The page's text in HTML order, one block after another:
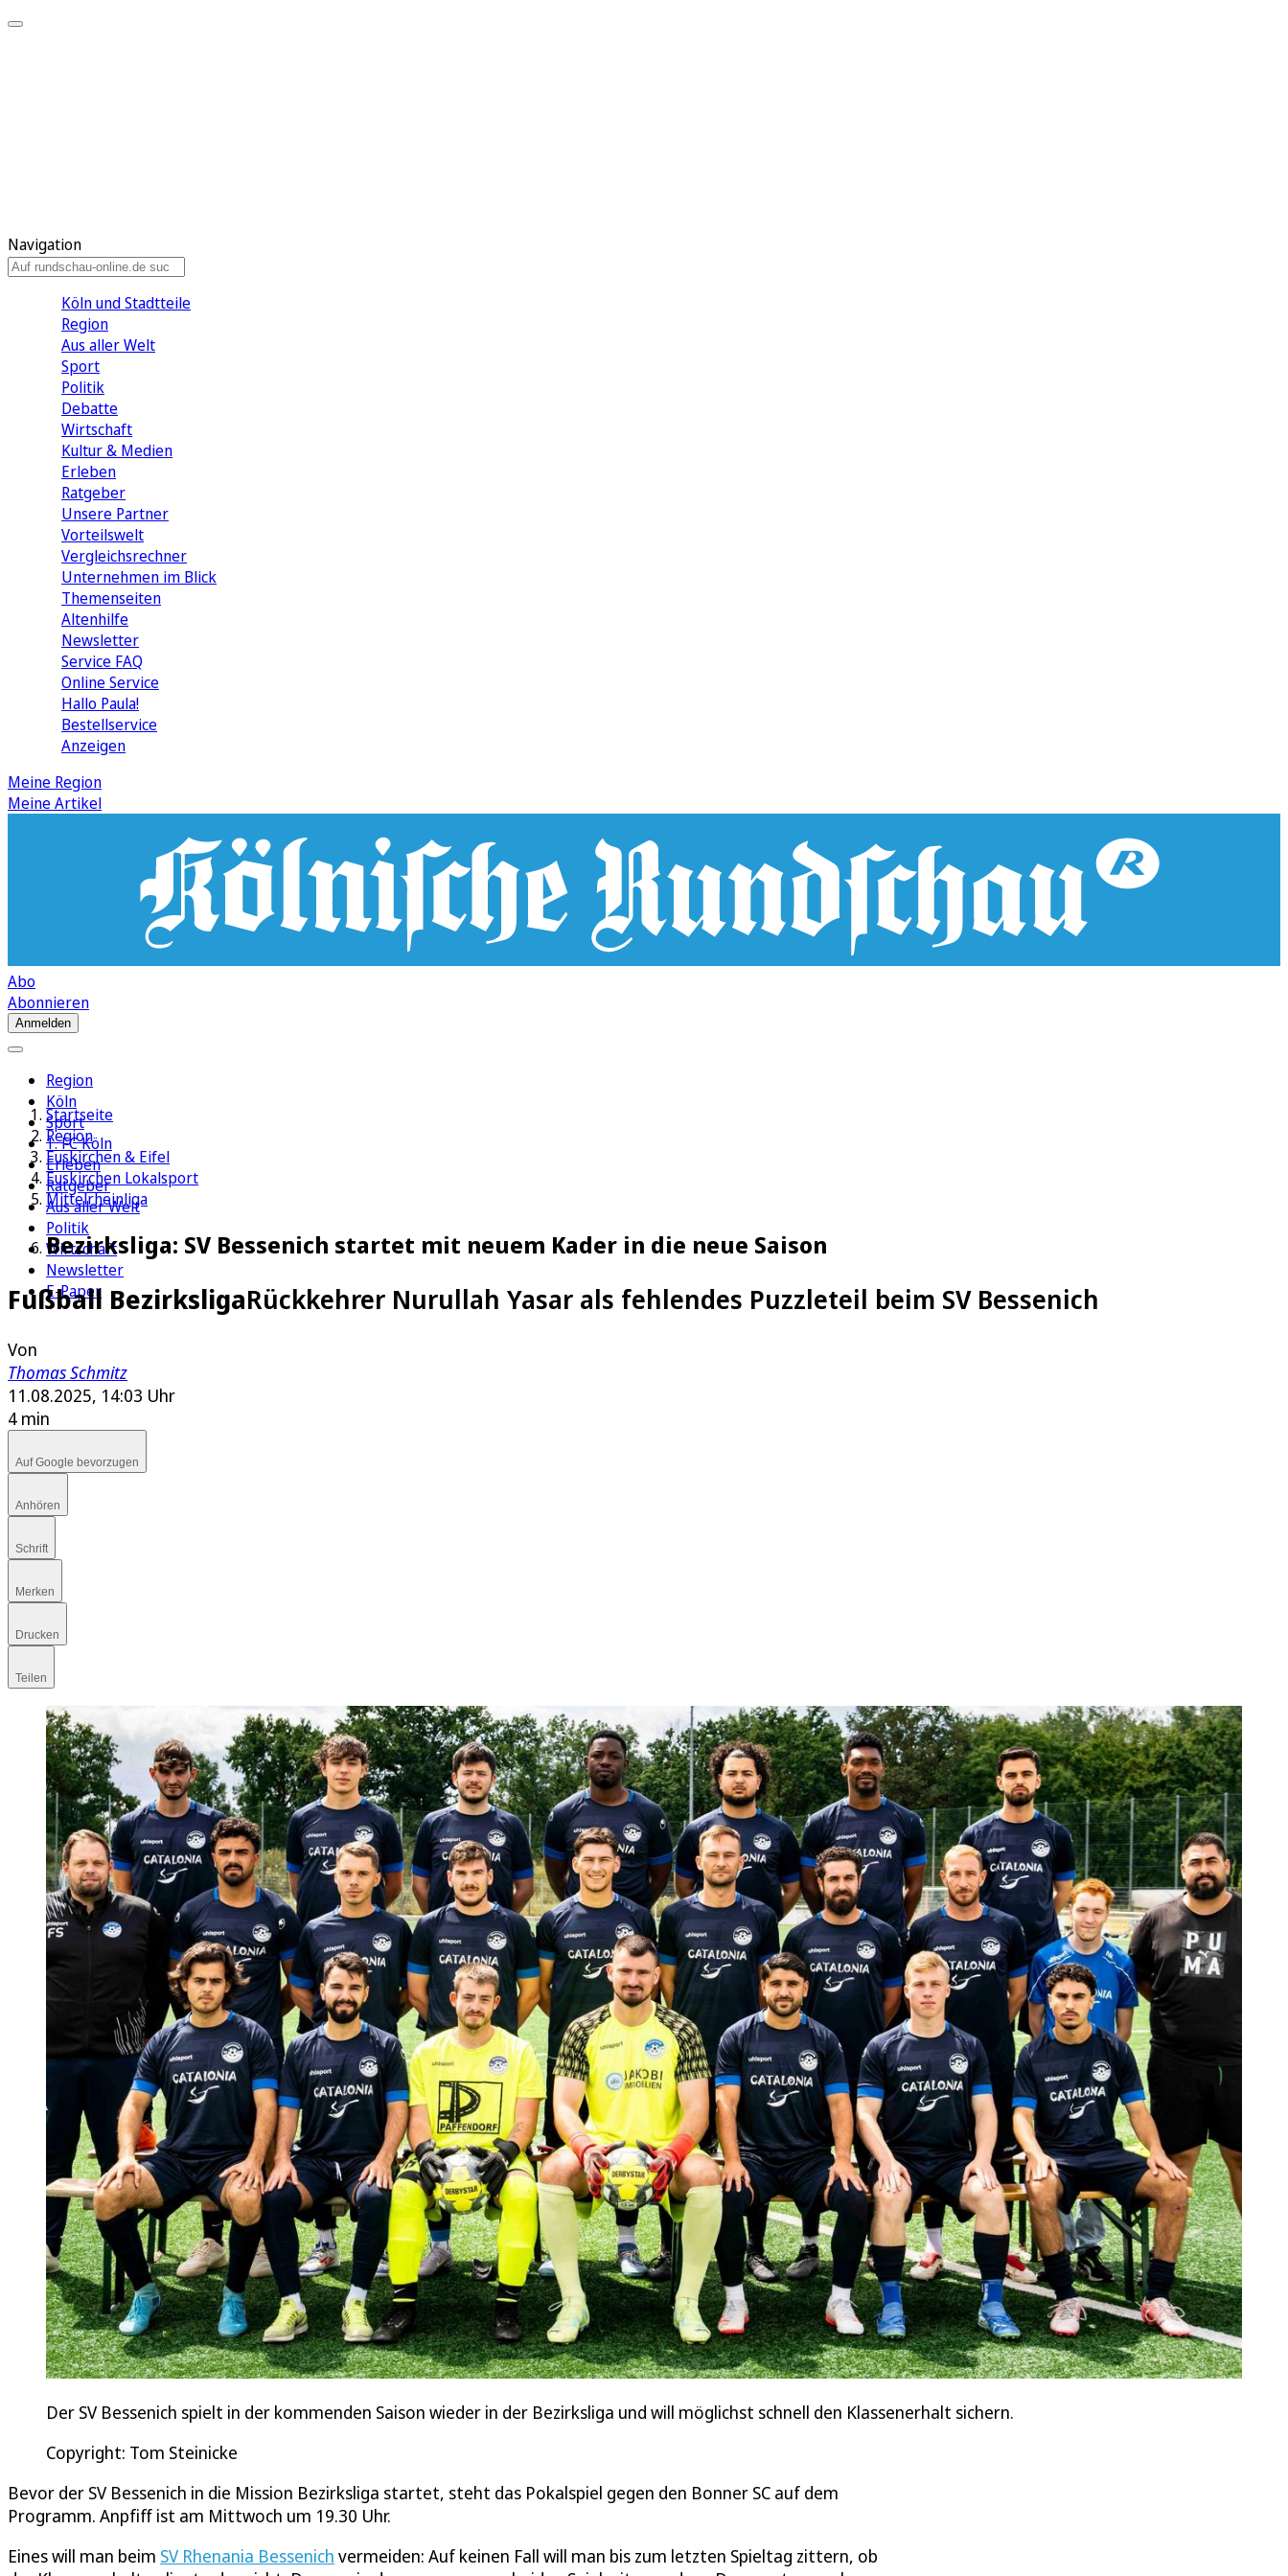
Navigation
Köln und Stadtteile
Region
Aus aller Welt
Sport
Politik
Debatte
Wirtschaft
Kultur & Medien
Erleben
Ratgeber
Unsere Partner
Vorteilswelt
Vergleichsrechner
Unternehmen im Blick
Themenseiten
Altenhilfe
Newsletter
Service FAQ
Online Service
Hallo Paula!
Bestellservice
Anzeigen
Meine Region
Meine Artikel
Abo
Abonnieren
Anmelden
Region
Köln
Sport
1. FC Köln
Erleben
Ratgeber
Aus aller Welt
Politik
Wirtschaft
Newsletter
E-Paper
Startseite
Region
Euskirchen & Eifel
Euskirchen Lokalsport
Mittelrheinliga
Bezirksliga: SV Bessenich startet mit neuem Kader in die neue Saison
Fußball BezirksligaRückkehrer Nurullah Yasar als fehlendes Puzzleteil beim SV Bessenich
Von
Thomas Schmitz
11.08.2025, 14:03 Uhr
4 min
Auf Google bevorzugen
Anhören
Schrift
Merken
Drucken
Teilen
Der SV Bessenich spielt in der kommenden Saison wieder in der Bezirksliga und will möglichst schnell den Klassenerhalt sichern.
Copyright: Tom Steinicke
Bevor der SV Bessenich in die Mission Bezirksliga startet, steht das Pokalspiel gegen den Bonner SC auf dem
Programm. Anpfiff ist am Mittwoch um 19.30 Uhr.
Eines will man beim SV Rhenania Bessenich vermeiden: Auf keinen Fall will man bis zum letzten Spieltag zittern, ob